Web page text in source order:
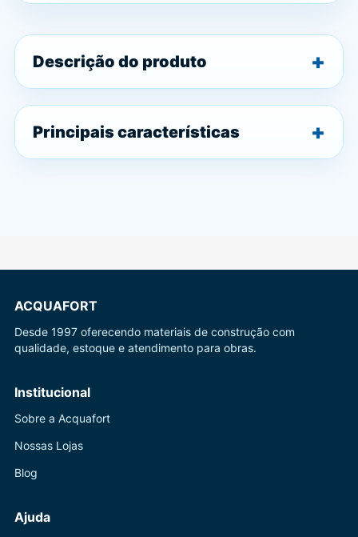
Descrição do produto
Principais características
ACQUAFORT
Desde 1997 oferecendo materiais de construção com
qualidade, estoque e atendimento para obras.
Institucional
Sobre a Acquafort
Nossas Lojas
Blog
Ajuda